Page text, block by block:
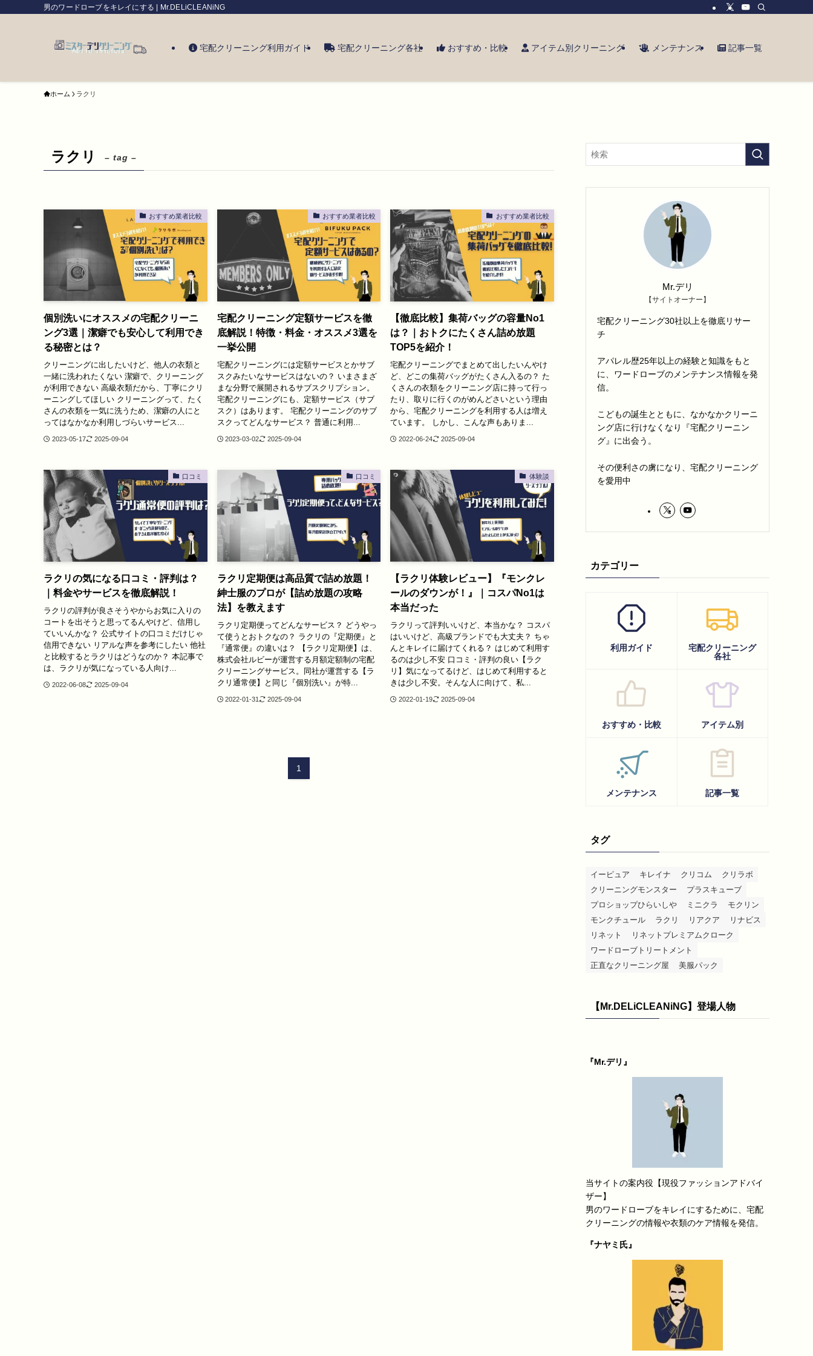
男のワードローブをキレイにする | Mr.DELiCLEANiNG
宅配クリーニング利用ガイド 宅配クリーニング各社 おすすめ・比較 アイテム別クリーニング メンテナンス 記事一覧
ホーム ラクリ
ラクリ – tag –
おすすめ業者比較
個別洗いにオススメの宅配クリーニ
ング3選｜潔癖でも安心して利用でき
る秘密とは？
クリーニングに出したいけど、他人の衣類と
一緒に洗われたくない 潔癖で、クリーニング
が利用できない 高級衣類だから、丁寧にクリ
ーニングしてほしい クリーニングって、たく
さんの衣類を一気に洗うため、潔癖の人にと
ってはなかなか利用しづらいサービス...
2023-05-17 2025-09-04
おすすめ業者比較
宅配クリーニング定額サービスを徹
底解説！特徴・料金・オススメ3選を
一挙公開
宅配クリーニングには定額サービスとかサブ
スクみたいなサービスはないの？ いまさまざ
まな分野で展開されるサブスクリプション。
宅配クリーニングにも、定額サービス（サブ
スク）はあります。 宅配クリーニングのサブ
スクってどんなサービス？ 普通に利用...
2023-03-02 2025-09-04
おすすめ業者比較
【徹底比較】集荷バッグの容量No1
は？｜おトクにたくさん詰め放題
TOP5を紹介！
宅配クリーニングでまとめて出したいんやけ
ど、どこの集荷バッグがたくさん入るの？ た
くさんの衣類をクリーニング店に持って行っ
たり、取りに行くのがめんどさいという理由
から、宅配クリーニングを利用する人は増え
ています。 しかし、こんな声もありま...
2022-06-24 2025-09-04
口コミ
ラクリの気になる口コミ・評判は？
｜料金やサービスを徹底解説！
ラクリの評判が良さそうやからお気に入りの
コートを出そうと思ってるんやけど、信用し
ていいんかな？ 公式サイトの口コミだけじゃ
信用できない リアルな声を参考にしたい 他社
と比較するとラクリはどうなのか？ 本記事で
は、ラクリが気になっている人向け...
2022-06-08 2025-09-04
口コミ
ラクリ定期便は高品質で詰め放題！
紳士服のプロが【詰め放題の攻略
法】を教えます
ラクリ定期便ってどんなサービス？ どうやっ
て使うとおトクなの？ ラクリの『定期便』と
『通常便』の違いは？ 【ラクリ定期便】は、
株式会社ルビーが運営する月額定額制の宅配
クリーニングサービス。同社が運営する【ラ
クリ通常便】と同じ『個別洗い』が特...
2022-01-31 2025-09-04
体験談
【ラクリ体験レビュー】『モンクレ
ールのダウンが！』｜コスパNo1は
本当だった
ラクリって評判いいけど、本当かな？ コスパ
はいいけど、高級ブランドでも大丈夫？ ちゃ
んとキレイに届けてくれる？ はじめて利用す
るのは少し不安 口コミ・評判の良い【ラク
リ】気になってるけど、はじめて利用すると
きは少し不安。そんな人に向けて、私...
2022-01-19 2025-09-04
1
Mr.デリ
【サイトオーナー】
宅配クリーニング30社以上を徹底リサー
チ
アパレル歴25年以上の経験と知識をもと
に、ワードローブのメンテナンス情報を発
信。
こどもの誕生とともに、なかなかクリーニ
ング店に行けなくなり『宅配クリーニン
グ』に出会う。
その便利さの虜になり、宅配クリーニング
を愛用中
カテゴリー
利用ガイド
宅配クリーニング
各社
おすすめ・比較 アイテム別
メンテナンス 記事一覧
タグ
イーピュア キレイナ クリコム
クリラボ
クリーニングモンスター
プラスキューブ
プロショップひらいしや
ミニクラ
モクリン
モンクチュール
ラクリ リアクア
リナビス
リネット
リネットプレミアムクローク
ワードローブトリートメント
正直なクリーニング屋
美服パック
【Mr.DELiCLEANiNG】登場人物
『Mr.デリ』
当サイトの案内役【現役ファッションアドバイ
ザー】
男のワードローブをキレイにするために、宅配
クリーニングの情報や衣類のケア情報を発信。
『ナヤミ氏』